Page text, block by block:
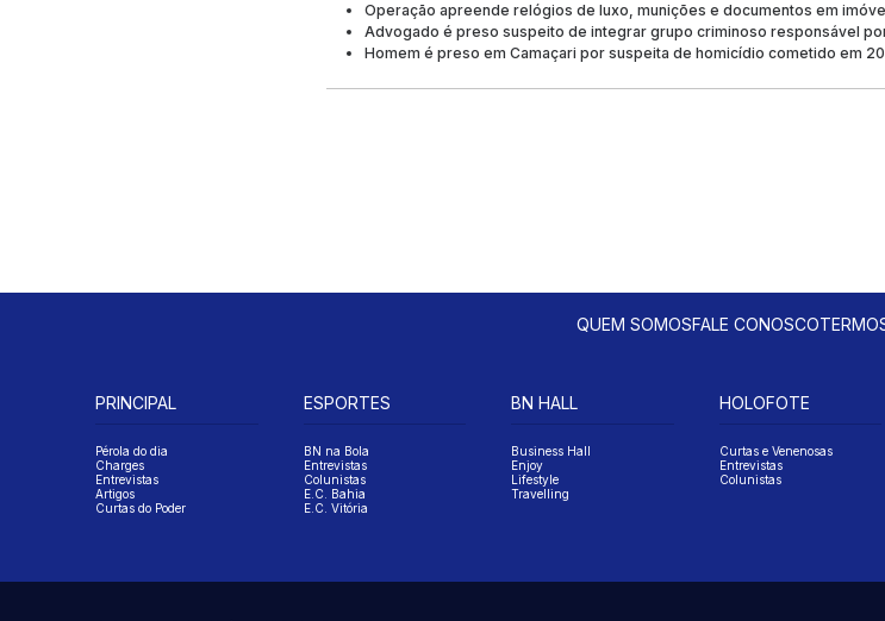
Operação apreende relógios de luxo, munições e documentos em
Advogado é preso suspeito de integrar grupo criminoso responsável
Homem é preso em Camaçari por suspeita de homicídio cometido em
QUEM SOMOSFALE CONOSCO
PRINCIPAL
Pérola do dia
Charges
Entrevistas
Artigos
Curtas do Poder
ESPORTES
BN na Bola
Entrevistas
Colunistas
E.C. Bahia
E.C. Vitória
BN HALL
Business Hall
Enjoy
Lifestyle
Travelling
HOLOFOTE
Curtas e Venenosas
Entrevistas
Colunistas